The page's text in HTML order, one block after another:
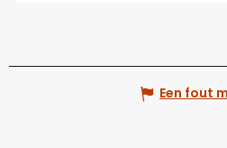
Een fout